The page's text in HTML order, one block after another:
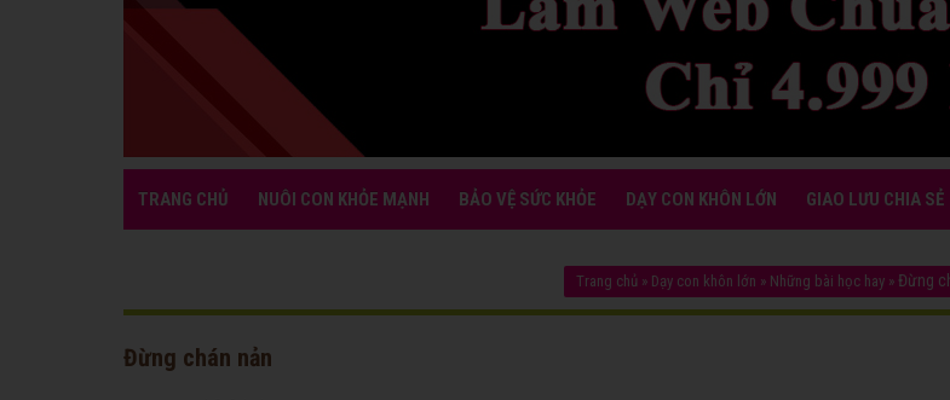
TRANG CHỦ NUÔI CON KHỎE MẠNH BẢO VỆ SỨC KHỎE DẠY CON KHÔN LỚN GIAO LƯU CHIA SẺ
Trang chủ » Dạy con khôn lớn » Những bài học hay » Đừng
Đừng chán nản